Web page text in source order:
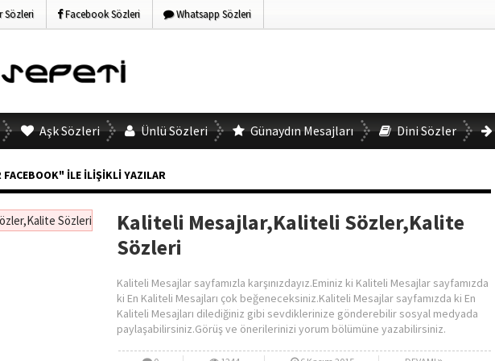
Sözleri Facebook Sözleri Whatsapp Sözleri
Aşk Sözleri Ünlü Sözleri Günaydın Mesajları Dini Sözler
ILE İLIŞIKLI YAZILAR
Kaliteli Mesajlar,Kaliteli Sözler,Kalite
Sözleri
Kaliteli Mesajlar sayfamızla karşınızdayız.Eminiz ki Kaliteli Mesajlar sayfamızda
ki En Kaliteli Mesajları çok beğeneceksiniz.Kaliteli Mesajlar sayfamızda ki En
Kaliteli Mesajları dilediğiniz gibi sevdiklerinize gönderebilir sosyal medyada
paylaşabilirsiniz.Görüş ve önerilerinizi yorum bölümüne yazabilirsiniz.